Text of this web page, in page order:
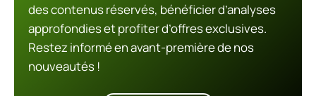
des contenus réservés, bénéficier d’analyses
approfondies et profiter d’offres exclusives.
Restez informé en avant-première de nos
nouveautés !